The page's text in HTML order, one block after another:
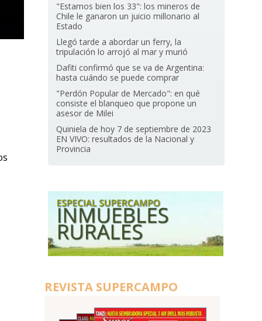
"Estamos bien los 33": los mineros de
Chile le ganaron un juicio millonario al
Estado
Llegó tarde a abordar un ferry, la
tripulación lo arrojó al mar y murió
Dafiti confirmó que se va de Argentina:
hasta cuándo se puede comprar
"Perdón Popular de Mercado": en qué
consiste el blanqueo que propone un
asesor de Milei
Quiniela de hoy 7 de septiembre de 2023
EN VIVO: resultados de la Nacional y
Provincia
REVISTA SUPERCAMPO